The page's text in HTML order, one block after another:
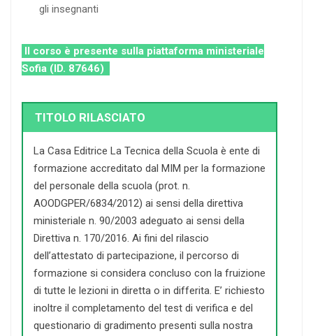
gli insegnanti
Il corso è presente sulla piattaforma ministeriale
Sofia (ID. 87646)
TITOLO RILASCIATO
La Casa Editrice La Tecnica della Scuola è ente di
formazione accreditato dal MIM per la formazione
del personale della scuola (prot. n.
AOODGPER/6834/2012) ai sensi della direttiva
ministeriale n. 90/2003 adeguato ai sensi della
Direttiva n. 170/2016. Ai fini del rilascio
dell’attestato di partecipazione, il percorso di
formazione si considera concluso con la fruizione
di tutte le lezioni in diretta o in differita. E’ richiesto
inoltre il completamento del test di verifica e del
questionario di gradimento presenti sulla nostra